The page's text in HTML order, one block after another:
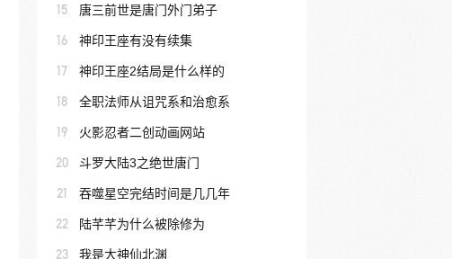
15 唐三前世是唐门外门弟子
16 神印王座有没有续集
17 神印王座2结局是什么样的
18 全职法师从诅咒系和治愈系
19 火影忍者二创动画网站
20 斗罗大陆3之绝世唐门
21 吞噬星空完结时间是几几年
22 陆芊芊为什么被除修为
23 我是大神仙北渊